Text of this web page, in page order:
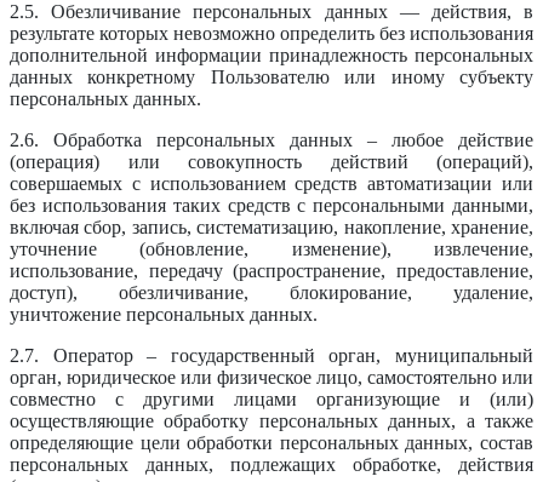
2.5. Обезличивание персональных данных — действия, в
результате которых невозможно определить без использования
дополнительной информации принадлежность персональных
данных конкретному Пользователю или иному субъекту
персональных данных.
2.6. Обработка персональных данных – любое действие
(операция) или совокупность действий (операций),
совершаемых с использованием средств автоматизации или
без использования таких средств с персональными данными,
включая сбор, запись, систематизацию, накопление, хранение,
уточнение (обновление, изменение), извлечение,
использование, передачу (распространение, предоставление,
доступ), обезличивание, блокирование, удаление,
уничтожение персональных данных.
2.7. Оператор – государственный орган, муниципальный
орган, юридическое или физическое лицо, самостоятельно или
совместно с другими лицами организующие и (или)
осуществляющие обработку персональных данных, а также
определяющие цели обработки персональных данных, состав
персональных данных, подлежащих обработке, действия